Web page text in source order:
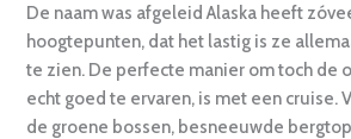
De naam was afgeleid Alaska heeft
hoogtepunten, dat het lastig is ze
te zien. De perfecte manier om toch de
echt goed te ervaren, is met een cruise.
de groene bossen, besneeuwde